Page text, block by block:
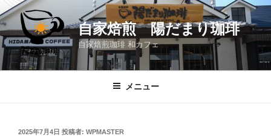
ン
テ
ン
ツ
自家焙煎 陽だまり珈琲
自家焙煎珈琲 和カフェ
メニュー
投
2025年7月4日 投稿者: WPMASTER